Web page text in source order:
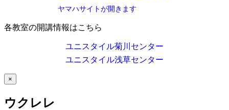
ヤマハサイトが開きます
各教室の開講情報はこちら
ユニスタイル菊川センター
ユニスタイル浅草センター
×
ウクレレ